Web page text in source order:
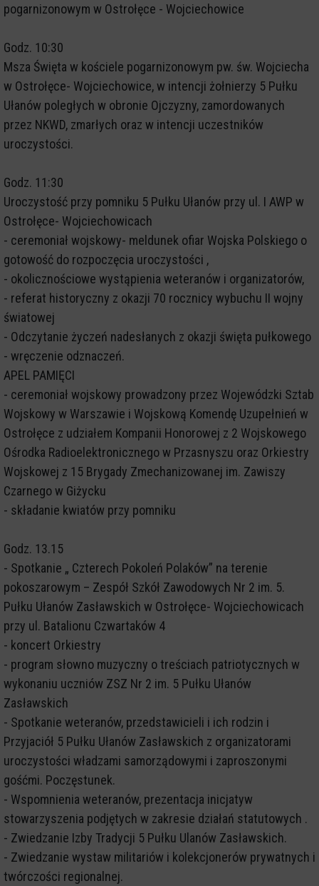
pogarnizonowym w Ostrołęce - Wojciechowice
Godz. 10:30
Msza Święta w kościele pogarnizonowym pw. św. Wojciecha
w Ostrołęce- Wojciechowice, w intencji żołnierzy 5 Pułku
Ułanów poległych w obronie Ojczyzny, zamordowanych
przez NKWD, zmarłych oraz w intencji uczestników
uroczystości.
Godz. 11:30
Uroczystość przy pomniku 5 Pułku Ułanów przy ul. I AWP w
Ostrołęce- Wojciechowicach
- ceremoniał wojskowy- meldunek ofiar Wojska Polskiego o
gotowość do rozpoczęcia uroczystości ,
- okolicznościowe wystąpienia weteranów i organizatorów,
- referat historyczny z okazji 70 rocznicy wybuchu II wojny
światowej
- Odczytanie życzeń nadesłanych z okazji święta pułkowego
- wręczenie odznaczeń.
APEL PAMIĘCI
- ceremoniał wojskowy prowadzony przez Wojewódzki Sztab
Wojskowy w Warszawie i Wojskową Komendę Uzupełnień w
Ostrołęce z udziałem Kompanii Honorowej z 2 Wojskowego
Ośrodka Radioelektronicznego w Przasnyszu oraz Orkiestry
Wojskowej z 15 Brygady Zmechanizowanej im. Zawiszy
Czarnego w Giżycku
- składanie kwiatów przy pomniku
Godz. 13.15
- Spotkanie „ Czterech Pokoleń Polaków” na terenie
pokoszarowym – Zespół Szkół Zawodowych Nr 2 im. 5.
Pułku Ułanów Zasławskich w Ostrołęce- Wojciechowicach
przy ul. Batalionu Czwartaków 4
- koncert Orkiestry
- program słowno muzyczny o treściach patriotycznych w
wykonaniu uczniów ZSZ Nr 2 im. 5 Pułku Ułanów
Zasławskich
- Spotkanie weteranów, przedstawicieli i ich rodzin i
Przyjaciół 5 Pułku Ułanów Zasławskich z organizatorami
uroczystości władzami samorządowymi i zaproszonymi
gośćmi. Poczęstunek.
- Wspomnienia weteranów, prezentacja inicjatyw
stowarzyszenia podjętych w zakresie działań statutowych .
- Zwiedzanie Izby Tradycji 5 Pułku Ulanów Zasławskich.
- Zwiedzanie wystaw militariów i kolekcjonerów prywatnych i
twórczości regionalnej.